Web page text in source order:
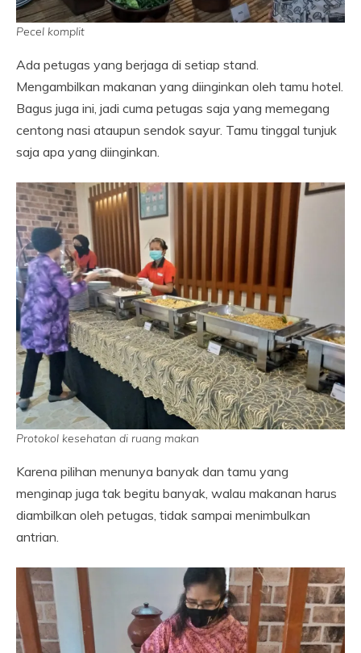
Pecel komplit
Ada petugas yang berjaga di setiap stand.
Mengambilkan makanan yang diinginkan oleh tamu hotel.
Bagus juga ini, jadi cuma petugas saja yang memegang
centong nasi ataupun sendok sayur. Tamu tinggal tunjuk
saja apa yang diinginkan.
Protokol kesehatan di ruang makan
Karena pilihan menunya banyak dan tamu yang
menginap juga tak begitu banyak, walau makanan harus
diambilkan oleh petugas, tidak sampai menimbulkan
antrian.